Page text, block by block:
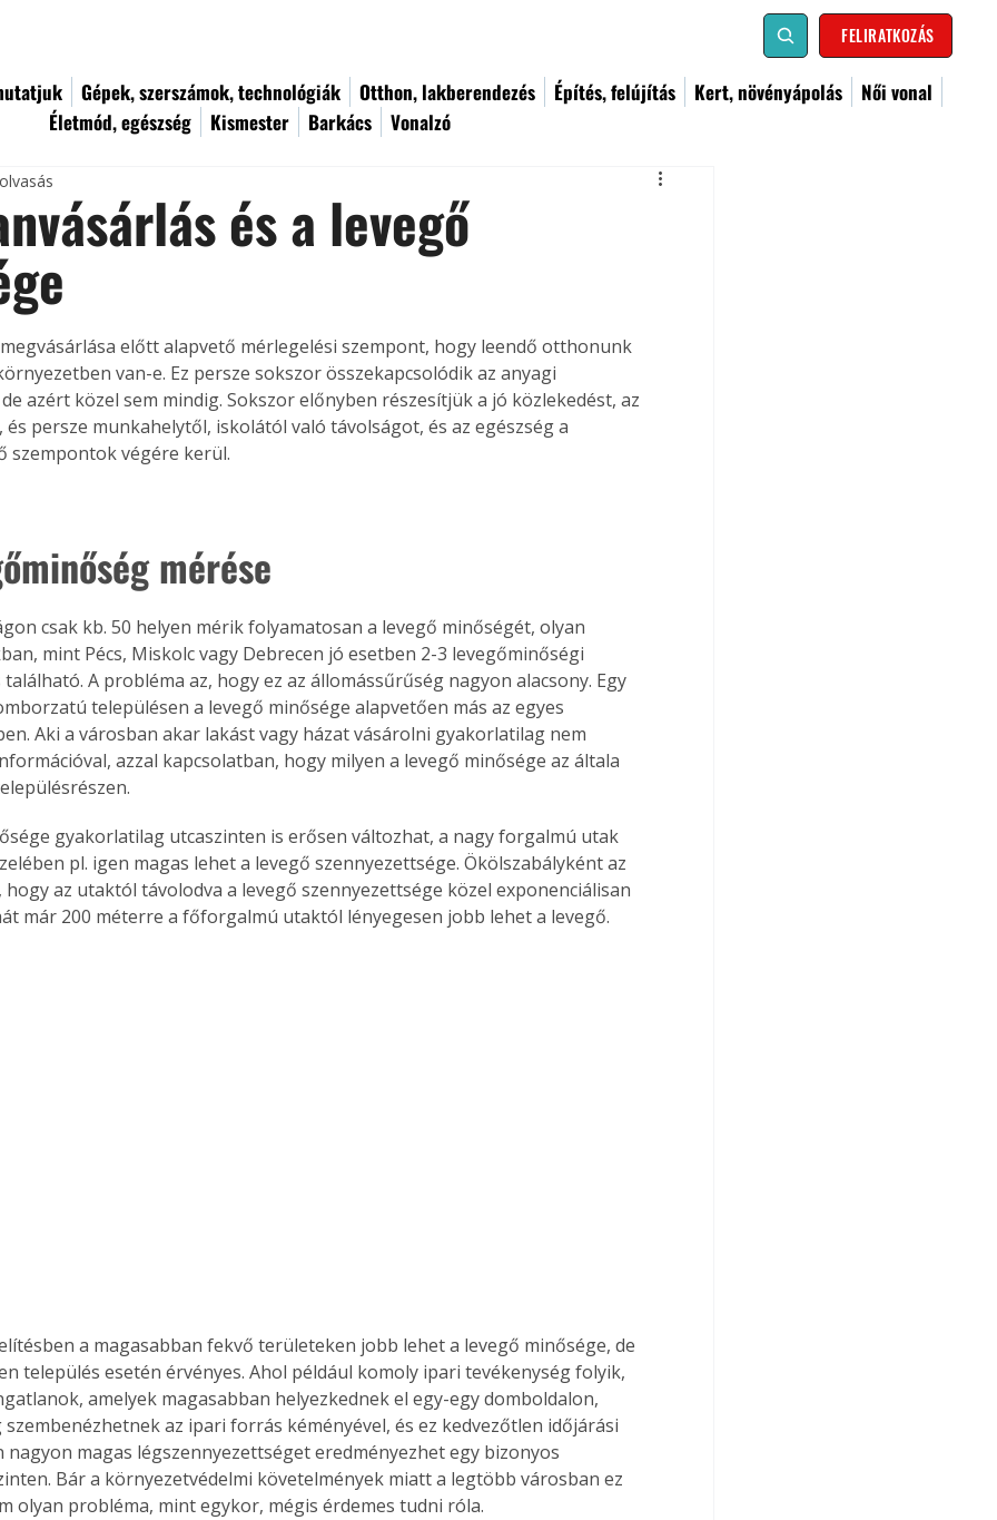
FELIRATKOZÁS
Gépek, szerszámok, technológiák Otthon, lakberendezés Építés, felújítás Kert, növényápolás
Női vonal
Életmód, egészség
Kismester Barkács Vonalzó
és a levegő
előtt alapvető mérlegelési szempont, hogy leendő otthonunk
van-e. Ez persze sokszor összekapcsolódik az anyagi
azért közel sem mindig. Sokszor előnyben részesítjük a jó közlekedést, az
és persze munkahelytől, iskolától való távolságot, és az egészség a
szempontok végére kerül.
mérése
csak kb. 50 helyen mérik folyamatosan a levegő minőségét, olyan
mint Pécs, Miskolc vagy Debrecen jó esetben 2-3 levegőminőségi
A probléma az, hogy ez az állomássűrűség nagyon alacsony. Egy
településen a levegő minősége alapvetően más az egyes
Aki a városban akar lakást vagy házat vásárolni gyakorlatilag nem
azzal kapcsolatban, hogy milyen a levegő minősége az általa
gyakorlatilag utcaszinten is erősen változhat, a nagy forgalmú utak
pl. igen magas lehet a levegő szennyezettsége. Ökölszabályként az
hogy az utaktól távolodva a levegő szennyezettsége közel exponenciálisan
már 200 méterre a főforgalmú utaktól lényegesen jobb lehet a levegő.
a magasabban fekvő területeken jobb lehet a levegő minősége, de
település esetén érvényes. Ahol például komoly ipari tevékenység folyik,
amelyek magasabban helyezkednek el egy-egy domboldalon,
az ipari forrás kéményével, és ez kedvezőtlen időjárási
nagyon magas légszennyezettséget eredményezhet egy bizonyos
Bár a környezetvédelmi követelmények miatt a legtöbb városban ez
olyan probléma, mint egykor, mégis érdemes tudni róla.